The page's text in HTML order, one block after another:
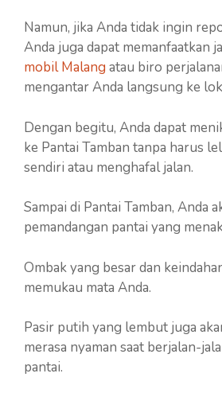
Namun, jika Anda tidak ingin
Anda juga dapat memanfaatkan
mobil Malang atau biro
mengantar Anda langsung ke
Dengan begitu, Anda dapat
ke Pantai Tamban tanpa harus
sendiri atau menghafal jalan.
Sampai di Pantai Tamban, Anda
pemandangan pantai yang
Ombak yang besar dan
memukau mata Anda.
Pasir putih yang lembut juga
merasa nyaman saat berjalan-
pantai.